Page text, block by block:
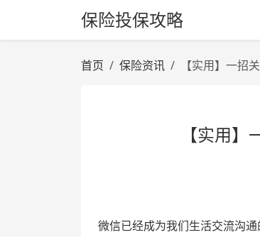
保险投保攻略
首页 保险资讯 【实用】一招
【实用
微信已经成为我们生活交流沟